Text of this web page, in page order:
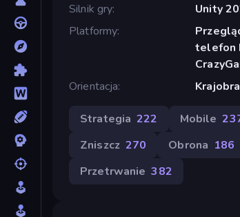
Silnik gry
Unity
Platformy
telefon
Orientacja
Strategia 222 Mobile
Zniszcz 270 Obrona 186
Przetrwanie 382